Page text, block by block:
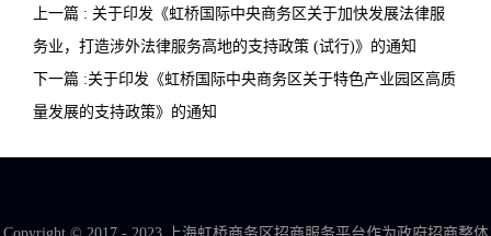
上一篇 : 关于印发《虹桥国际中央商务区关于加快发展法律服
务业，打造涉外法律服务高地的支持政策 (试行)》的通知
下一篇 :关于印发《虹桥国际中央商务区关于特色产业园区高质
量发展的支持政策》的通知